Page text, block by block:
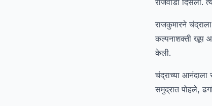
राजवाडा दिसला.
राजकुमारने
कल्पनाशक्ती खूप
केली.
चंद्राच्या आनंदाला
समुद्रात पोहले,